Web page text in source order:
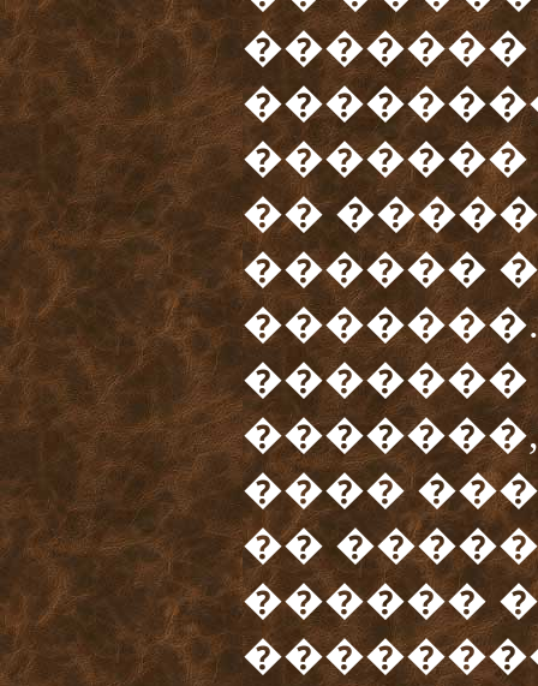
�������
�������
��
������
�������
����
��
������